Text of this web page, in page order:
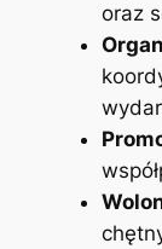
oraz